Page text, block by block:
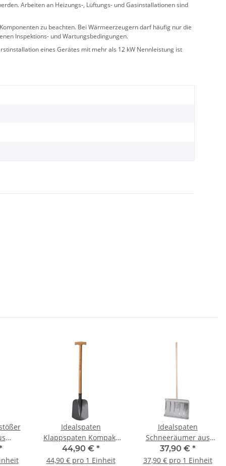
Arbeiten an Heizungs-, Lüftungs- und Gasinstallationen sind
zu beachten. Bei Wärmeerzeugern darf häufig nur die
Inspektions- und Wartungsbedingungen.
eines Gerätes mit mehr als 12 kW Nennleistung ist
Idealspaten
Klappspaten Kompakt
für Outdoor 02060195
44,90 € *
44,90 € pro 1 Einheit
Idealspaten
Schneeräumer aus
Leichtmetall mit 130cm
Hartholzstiel 40240001
37,90 € *
37,90 € pro 1 Einheit